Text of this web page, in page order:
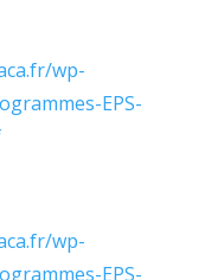
wp-
EPS-
wp-
EPS-